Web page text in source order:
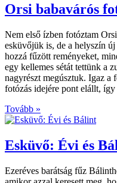
Orsi babavárós
Nem első ízben fotóztam
esküvőjük is, de a helyszín
hozzá fűzött reményeket,
egy kellemes sétát tettünk a
nagyrészt megúsztuk. Igaz a
fotózás idejére pont elállt,
Tovább »
Esküvő: Évi és
Ezeréves barátság fűz